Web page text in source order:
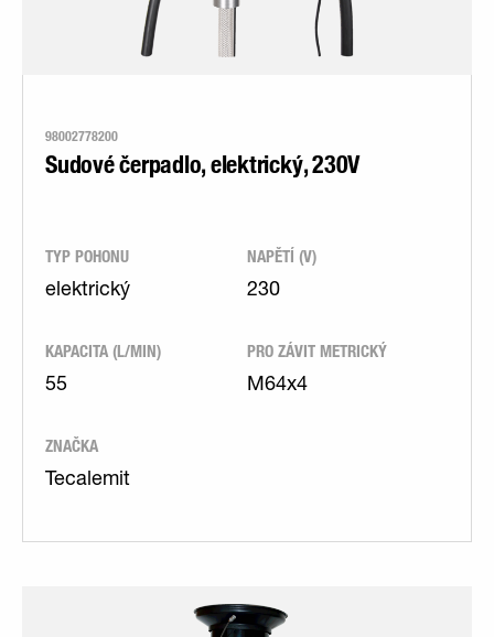
98002778200
Sudové čerpadlo, elektrický, 230V
TYP POHONU
elektrický
NAPĚTÍ (V)
230
KAPACITA (L/MIN)
55
PRO ZÁVIT METRICKÝ
M64x4
ZNAČKA
Tecalemit